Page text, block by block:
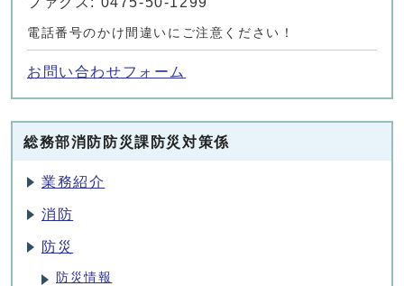
電話番号のかけ間違いにご注意ください！
お問い合わせフォーム
総務部消防防災課防災対策係
業務紹介
消防
防災
防災情報